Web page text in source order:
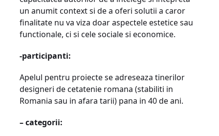
un anumit context si de a oferi solutii a caror
finalitate nu va viza doar aspectele estetice sau
functionale, ci si cele sociale si economice.
-participanti:
Apelul pentru proiecte se adreseaza tinerilor
designeri de cetatenie romana (stabiliti in
Romania sau in afara tarii) pana in 40 de ani.
–categorii: